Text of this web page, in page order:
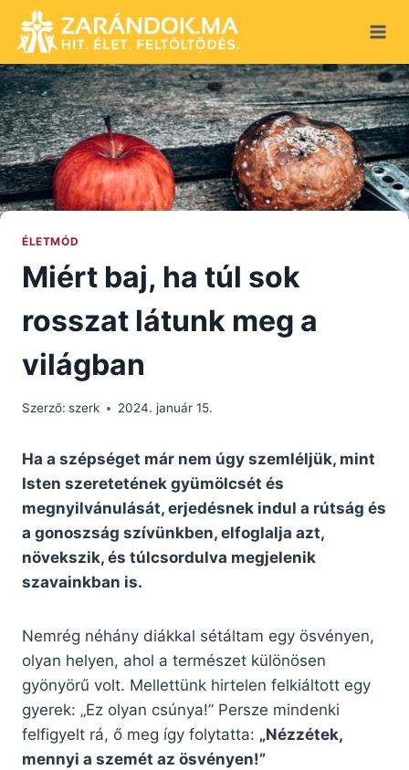
content
ÉLETMÓD
Miért baj, ha túl sok
rosszat látunk meg a
világban
Szerző: szerk 2024. január 15.
Ha a szépséget már nem úgy szemléljük, mint
Isten szeretetének gyümölcsét és
megnyilvánulását, erjedésnek indul a rútság és
a gonoszság szívünkben, elfoglalja azt,
növekszik, és túlcsordulva megjelenik
szavainkban is.
Nemrég néhány diákkal sétáltam egy ösvényen,
olyan helyen, ahol a természet különösen
gyönyörű volt. Mellettünk hirtelen felkiáltott egy
gyerek: „Ez olyan csúnya!” Persze mindenki
felfigyelt rá, ő meg így folytatta: „Nézzétek,
mennyi a szemét az ösvényen!”